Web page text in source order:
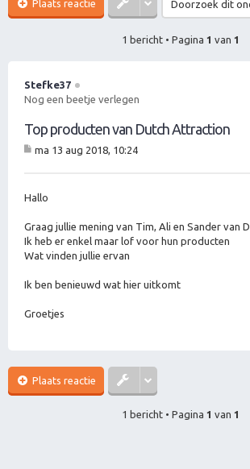
Plaats reactie
1 bericht • Pagina 1 van 1
Stefke37
Nog een beetje verlegen
Top producten van Dutch Attraction
ht
ma 13 aug 2018, 10:24
Hallo
Graag jullie mening van Tim, Ali en Sander van
Ik heb er enkel maar lof voor hun producten
Wat vinden jullie ervan
Ik ben benieuwd wat hier uitkomt
Groetjes
Plaats reactie
1 bericht • Pagina 1 van 1